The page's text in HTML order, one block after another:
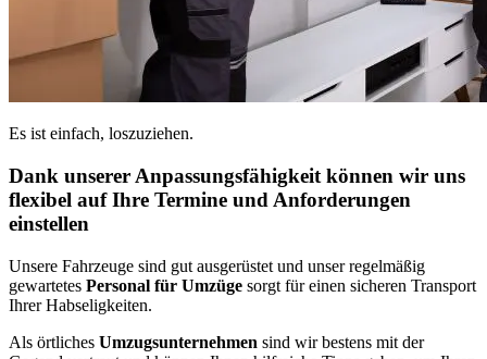
Es ist einfach, loszuziehen.
Dank unserer Anpassungsfähigkeit können wir uns
flexibel auf Ihre Termine und Anforderungen
einstellen
Unsere Fahrzeuge sind gut ausgerüstet und unser regelmäßig
gewartetes Personal für Umzüge sorgt für einen sicheren Transport
Ihrer Habseligkeiten.
Als örtliches Umzugsunternehmen sind wir bestens mit der